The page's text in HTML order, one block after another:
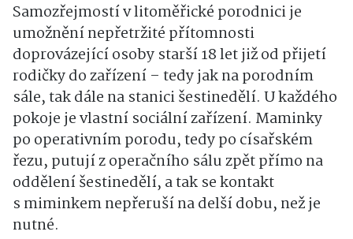
Samozřejmostí v litoměřické porodnici je
umožnění nepřetržité přítomnosti
doprovázející osoby starší 18 let již od přijetí
rodičky do zařízení – tedy jak na porodním
sále, tak dále na stanici šestinedělí. U každého
pokoje je vlastní sociální zařízení. Maminky
po operativním porodu, tedy po císařském
řezu, putují z operačního sálu zpět přímo na
oddělení šestinedělí, a tak se kontakt
s miminkem nepřeruší na delší dobu, než je
nutné.